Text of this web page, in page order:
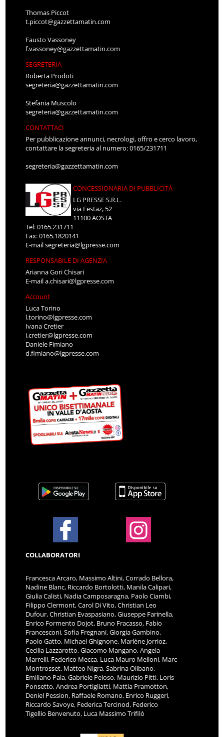
Thomas Piccot
t.piccot@gazzettamatin.com
Fausto Vassoney
f.vassoney@gazzettamatin.com
SEGRETERIA
Roberta Prodoti
segreteria@gazzettamatin.com
Stefania Muscolo
segreteria@gazzettamatin.com
CONTATTACI
Per pubblicazione annunci, necrologi, offro e cerco lavoro,
contattare la segreteria al numero: 0165/231711
segreteria@gazzettamatin.com
CONCESSIONARIA DI PUBBLICITÀ
LG PRESSE S.R.L.
via Festaz, 52
11100 AOSTA
Tel: 0165.231711
Fax: 0165.1820141
E-mailsegreteria@lgpresse.com
RESPONSABILE DI AGENZIA
Arianna Gori Chisari
E-maila.chisari@lgpresse.com
Account
Luca Torino
l.torino@lgpresse.com
Ivana Cretier
i.cretier@lgpresse.com
Daniele Fimiano
d.fimiano@lgpresse.com
COLLABORATORI
Francesca Arcaro, Massimo Altini, Corrado Bellora,
Nadine Blanc, Riccardo Bortolotti, Manila Calipari,
Giulia Calisti, Nadia Camposaragna, Paolo Ciambi,
Filippo Clermont, Carol Di Vito, Christian Leo
Dufour, Christian Evaspasiano, Giuseppe Farinella,
Enrico Formento Dojot, Bruno Fracasso, Fabio
Francesconi, Sofia Fregnani, Giorgia Gambino,
Paolo Gatto, Michael Ghignone, Marlène Jorrioz,
Cecilia Lazzarotto, Giacomo Mangano, Angela
Marrelli, Federico Mecca, Luca Mauro Melloni, Marc
Montrosset, Matteo Nigra, Sabrina Olibano,
Emiliano Pala, Gabriele Peloso, Maurizio Pitti, Loris
Ponsetto, Andrea Portigliatti, Mattia Pramotton,
Deniel Pession, Raffaele Romano, Enrico Ruggeri,
Riccardo Savoye, Federica Tercinod, Federico
Tigellio Benvenuto, Luca Massimo Trifilò